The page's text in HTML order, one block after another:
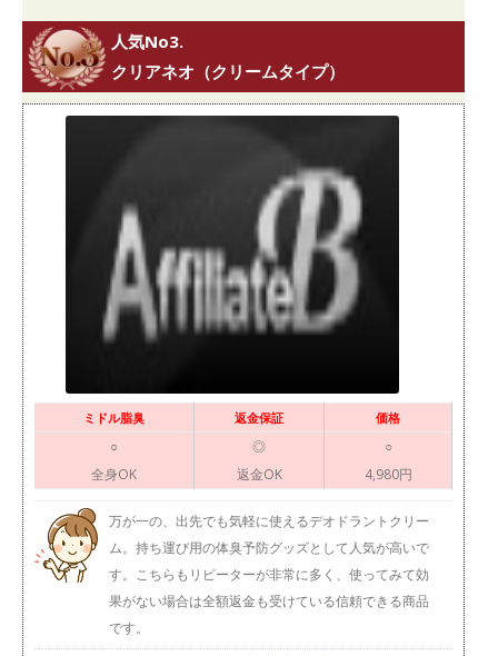
人気No3.
クリアネオ（クリームタイプ）
ミドル脂臭 返金保証 価格
○
全身OK
◎
返金OK
○
4,980円
万が一の、出先でも気軽に使えるデオドラントクリー
ム。持ち運び用の体臭予防グッズとして人気が高いで
す。こちらもリピーターが非常に多く、使ってみて効
果がない場合は全額返金も受けている信頼できる商品
です。